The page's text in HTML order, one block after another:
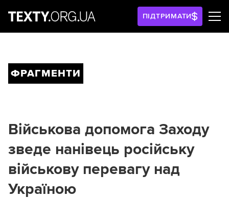
ПІДТРИМАТИ
ФРАГМЕНТИ
Військова допомога Заходу
зведе нанівець російську
військову перевагу над
Україною